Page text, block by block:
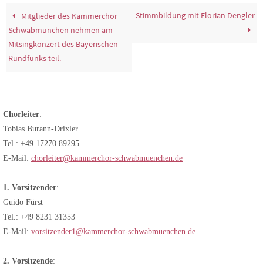
Mitglieder des Kammerchor
Schwabmünchen nehmen am
Mitsingkonzert des Bayerischen
Rundfunks teil.
Stimmbildung mit Florian Dengler
Chorleiter:
Tobias Burann-Drixler
Tel.: +49 17270 89295
E-Mail: chorleiter@kammerchor-schwabmuenchen.de
1. Vorsitzender:
Guido Fürst
Tel.: +49 8231 31353
E-Mail: vorsitzender1@kammerchor-schwabmuenchen.de
2. Vorsitzende: